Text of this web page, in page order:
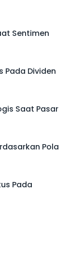
Sentimen
Pada Dividen
Saat Pasar
Pola
Pada